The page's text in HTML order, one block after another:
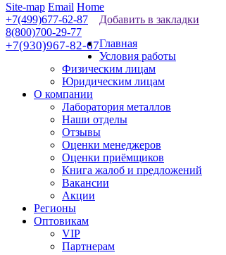
Site-map Email Home
+7(499)677-62-87
8(800)700-29-77
+7(930)967-82-67
Добавить в закладки
Главная
Условия работы
Физическим лицам
Юридическим лицам
О компании
Лаборатория металлов
Наши отделы
Отзывы
Оценки менеджеров
Оценки приёмщиков
Книга жалоб и предложений
Вакансии
Акции
Регионы
Оптовикам
VIP
Партнерам